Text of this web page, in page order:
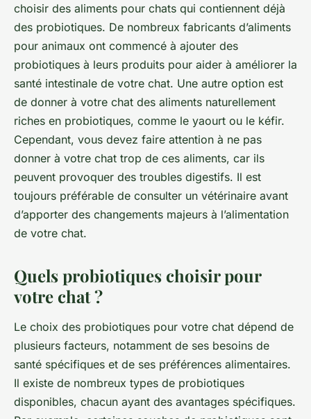
choisir des aliments pour chats qui contiennent déjà
des probiotiques. De nombreux fabricants d’aliments
pour animaux ont commencé à ajouter des
probiotiques à leurs produits pour aider à améliorer la
santé intestinale de votre chat. Une autre option est
de donner à votre chat des aliments naturellement
riches en probiotiques, comme le yaourt ou le kéfir.
Cependant, vous devez faire attention à ne pas
donner à votre chat trop de ces aliments, car ils
peuvent provoquer des troubles digestifs. Il est
toujours préférable de consulter un vétérinaire avant
d’apporter des changements majeurs à l’alimentation
de votre chat.
Quels probiotiques choisir pour
votre chat ?
Le choix des probiotiques pour votre chat dépend de
plusieurs facteurs, notamment de ses besoins de
santé spécifiques et de ses préférences alimentaires.
Il existe de nombreux types de probiotiques
disponibles, chacun ayant des avantages spécifiques.